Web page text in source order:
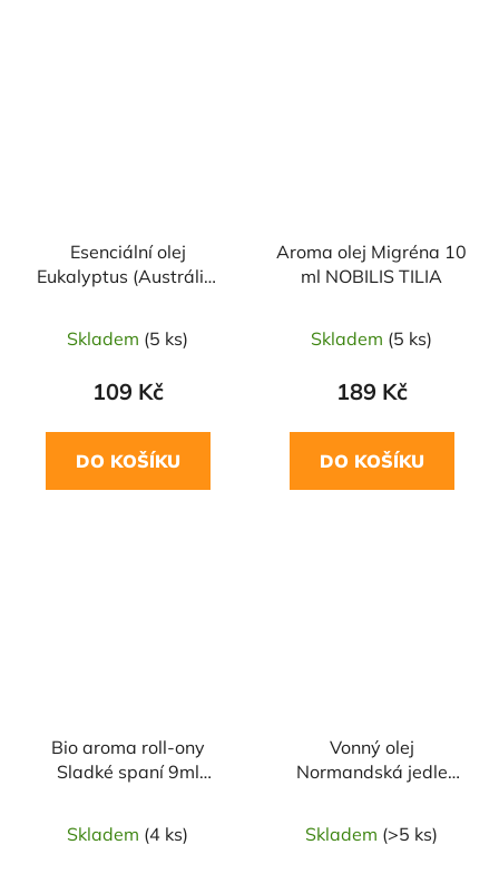
Esenciální olej
Eukalyptus (Austrálie)
Skladem (5 ks)
109 Kč
DO KOŠÍKU
Aroma olej Migréna 10
ml NOBILIS TILIA
Skladem (5 ks)
189 Kč
DO KOŠÍKU
Bio aroma roll-ony
Sladké spaní 9ml
Skladem (4 ks)
Vonný olej
Normandská jedle
Skladem (>5 ks)